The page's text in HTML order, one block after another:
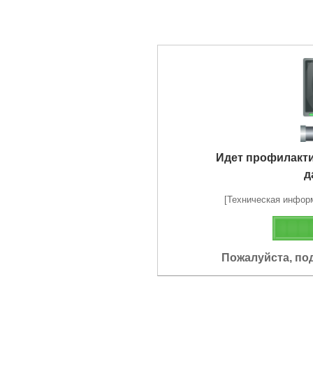
Идет
[Техническая
Пожалуйста,